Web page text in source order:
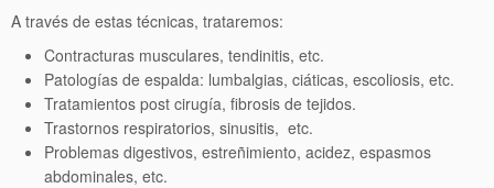
A través de estas técnicas, trataremos:
Contracturas musculares, tendinitis, etc.
Patologías de espalda: lumbalgias, ciáticas, escoliosis, etc.
Tratamientos post cirugía, fibrosis de tejidos.
Trastornos respiratorios, sinusitis, etc.
Problemas digestivos, estreñimiento, acidez, espasmos
abdominales, etc.